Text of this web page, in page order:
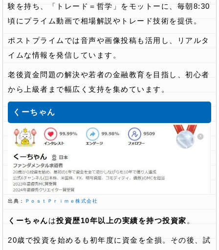
験を持ち、「トレード＝哲学」をモットーに、毎朝8:30
頃にプライム動画で相場解説やトレード技術を提供。
ポストプライムでは音声や画像投稿も活用し、リアルタ
イムな情報を発信しています。
老後資金問題の解決や若者の金融教育を目指し、初心者
から上級者まで幅広く支持を集めています。
くーちゃん
出典： ＰｏｓｔＰｒｉｍｅ株式会社
くーちゃんは投資歴10年以上の実績を持つ投資家 。
20歳で投資を始めるも初年度に資金を全損。その後、試